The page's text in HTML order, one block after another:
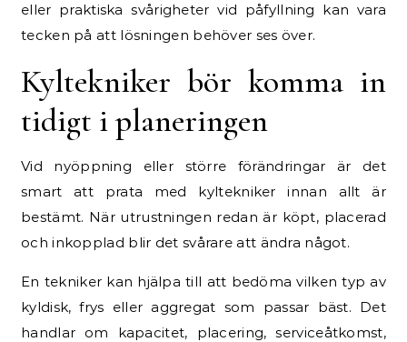
eller praktiska svårigheter vid påfyllning kan vara
tecken på att lösningen behöver ses över.
Kyltekniker bör komma in
tidigt i planeringen
Vid nyöppning eller större förändringar är det
smart att prata med kyltekniker innan allt är
bestämt. När utrustningen redan är köpt, placerad
och inkopplad blir det svårare att ändra något.
En tekniker kan hjälpa till att bedöma vilken typ av
kyldisk, frys eller aggregat som passar bäst. Det
handlar om kapacitet, placering, serviceåtkomst,